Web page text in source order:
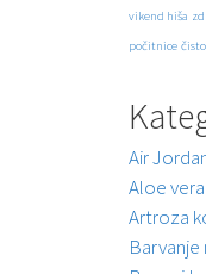
vikend hiša
počitnice
Air
Aloe vera
Artroza
Barvanje